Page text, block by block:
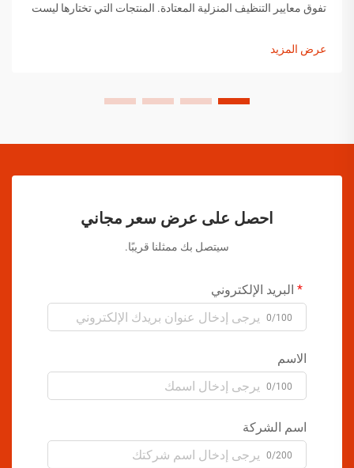
تفوق معايير التنظيف المنزلية المعتادة. المنتجات التي تختارها ليست
عرض المزيد
احصل على عرض سعر مجاني
سيتصل بك ممثلنا قريبًا.
البريد الإلكتروني
0/100
الاسم
0/100
اسم الشركة
0/200